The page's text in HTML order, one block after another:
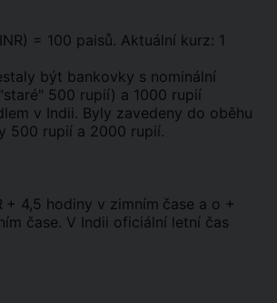
= 100 paisů. Aktuální kurz: 1
být bankovky s nominální
500 rupií) a 1000 rupií
v Indii. Byly zavedeny do oběhu
500 rupií a 2000 rupií.
+ 4,5 hodiny v zimním čase a o +
čase. V Indii oficiální letní čas